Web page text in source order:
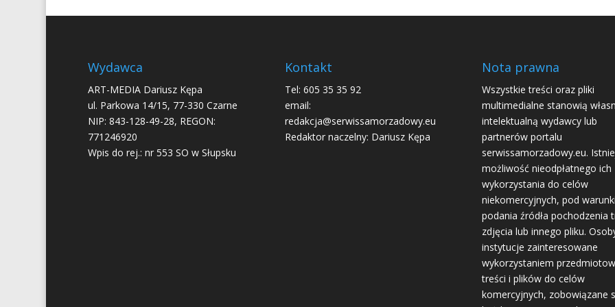
b
o
k
er
Wydawca
ART-MEDIA Dariusz Kępa
ul. Parkowa 14/15, 77-330 Czarne
NIP: 843-128-49-28, REGON:
771246920
Wpis do rej.: nr 553 SO w Słupsku
Kontakt
Tel: 605 35 35 92
email:
redakcja@serwissamorzadowy.eu
Redaktor naczelny: Dariusz Kępa
Nota prawna
Wszystkie treści oraz pliki
multimedialne stanowią
intelektualną wydawcy lub
partnerów portalu
serwissamorzadowy.eu.
możliwość nieodpłatnego ich
wykorzystania do celów
niekomercyjnych, pod
podania źródła pochodzenia
zdjęcia lub innego pliku.
instytucje zainteresowane
wykorzystaniem
treści i plików do celów
komercyjnych, zobowiązane